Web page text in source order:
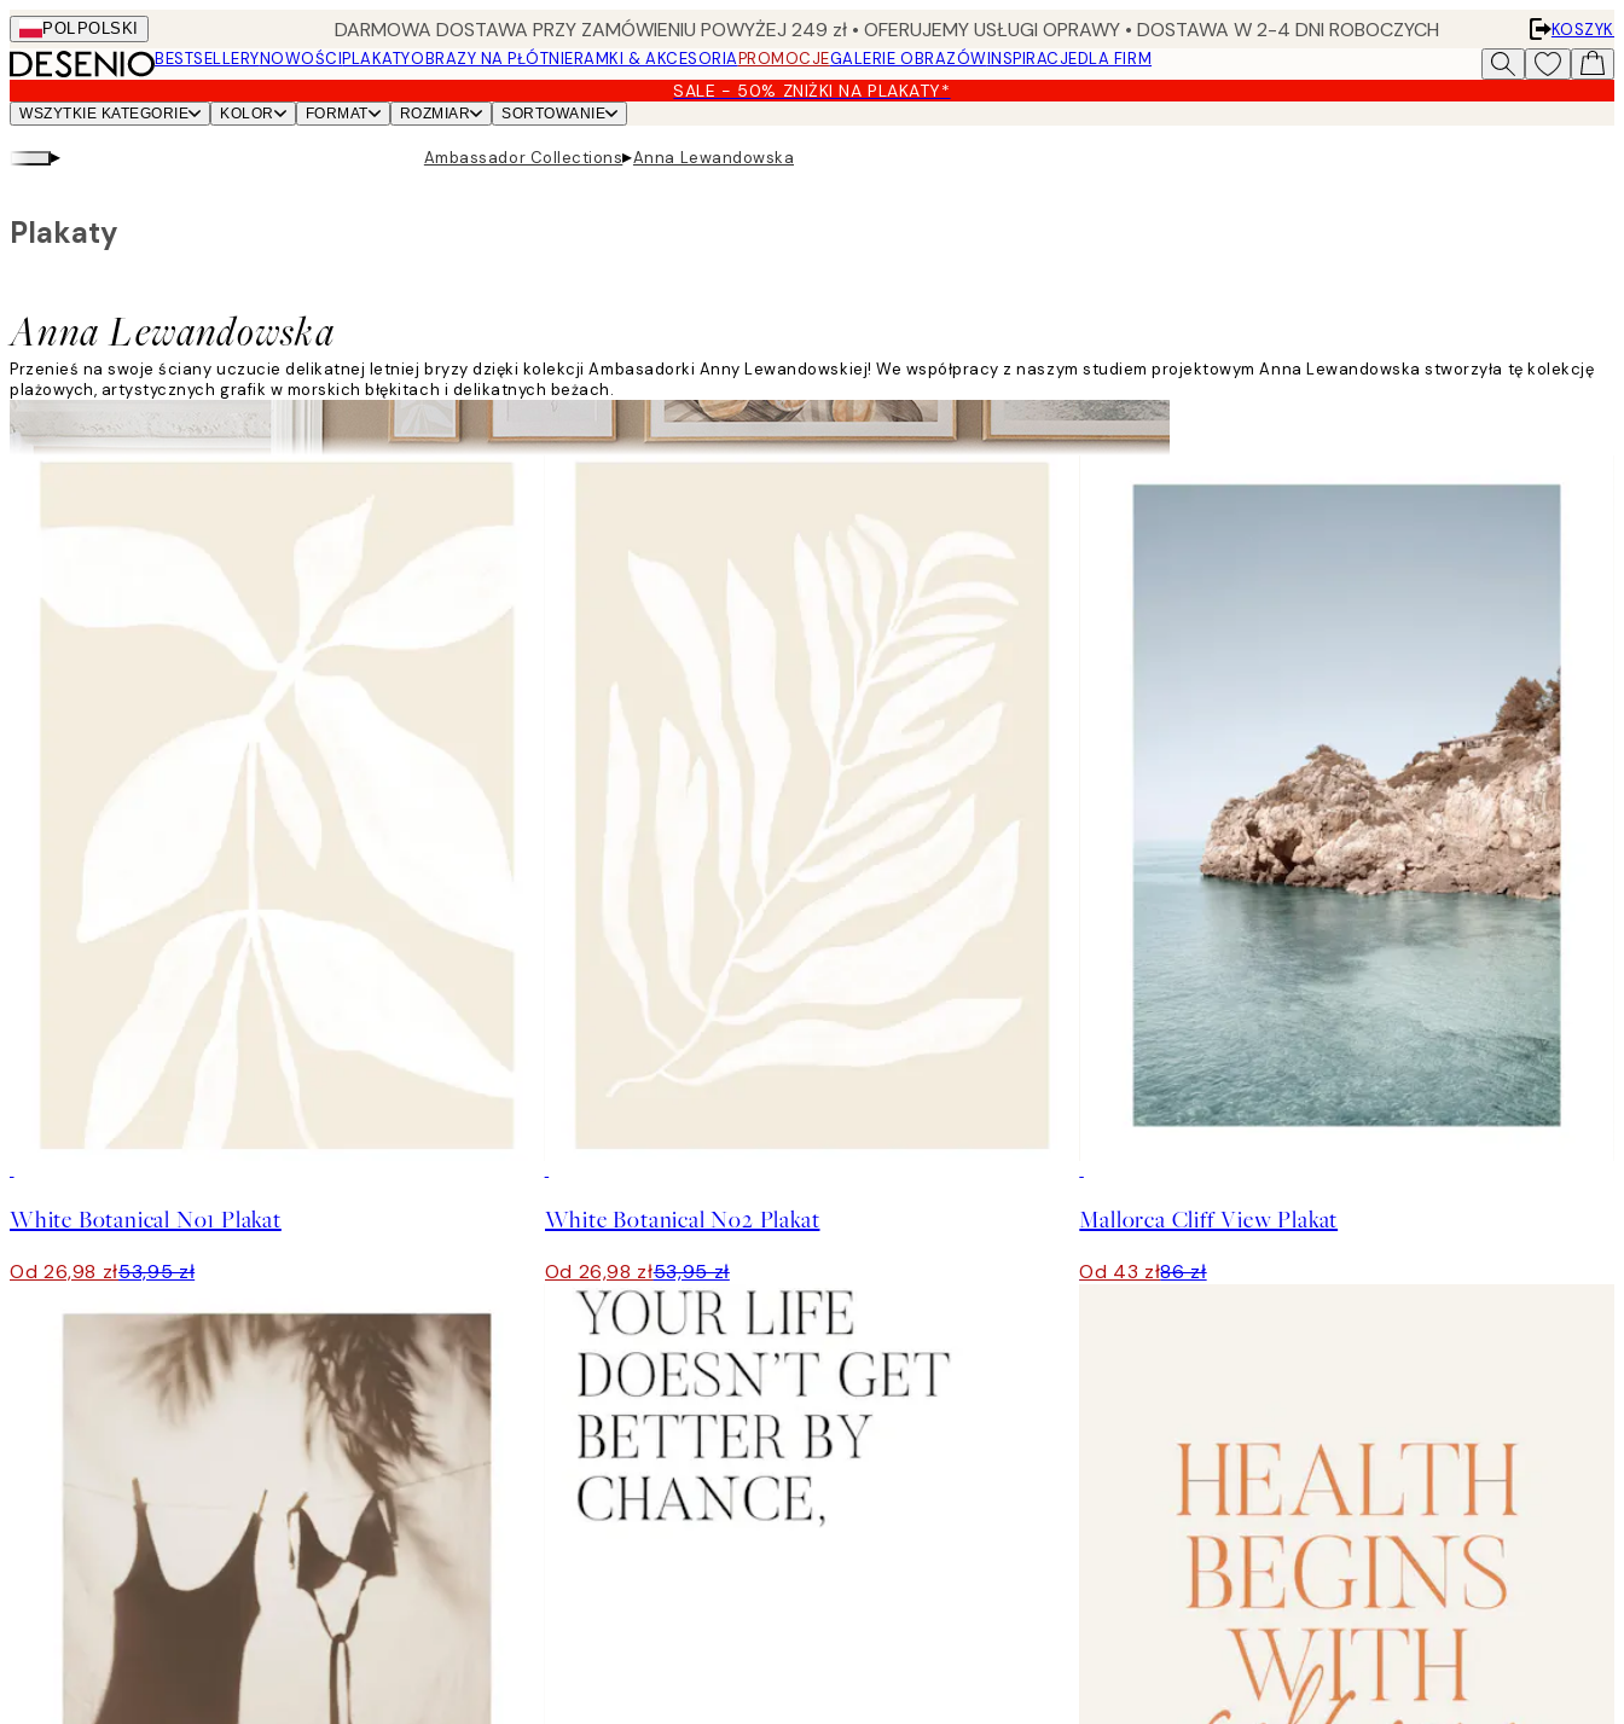
Skip
to
main
content.
POL POLSKI DARMOWA DOSTAWA PRZY ZAMÓWIENIU POWYŻEJ 249 zł • OFERUJEMY USŁUGI OPRAWY • DOSTAWA W 2-4 DNI ROBOCZYCH
KOSZYK
BESTSELLERYNOWOŚCIPLAKATYOBRAZY NA PŁÓTNIERAMKI & AKCESORIAPROMOCJEGALERIE OBRAZÓWINSPIRACJEDLA FIRM
SALE - 50% ZNIŻKI NA PLAKATY*
WSZYTKIE KATEGORIE KOLOR FORMAT ROZMIAR SORTOWANIE
▸ Ambassador Collections▸Anna Lewandowska
Anna Lewandowska
Plakaty
Przenieś na swoje ściany uczucie delikatnej letniej bryzy dzięki kolekcji Ambasadorki Anny Lewandowskiej! We współpracy z naszym studiem projektowym Anna Lewandowska stworzyła tę kolekcję
plażowych, artystycznych grafik w morskich błękitach i delikatnych beżach.
Czytaj więcej
White Botanical No1 Plakat
Od 26,98 zł53,95 zł
White Botanical No2 Plakat
Od 26,98 zł53,95 zł
Mallorca Cliff View Plakat
Od 43 zł86 zł